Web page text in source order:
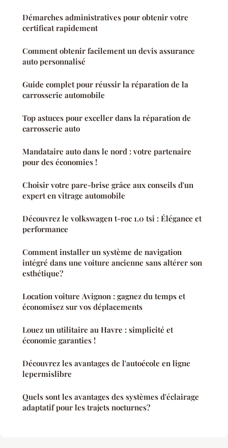
Démarches administratives pour obtenir votre
certificat rapidement
Comment obtenir facilement un devis assurance
auto personnalisé
Guide complet pour réussir la réparation de la
carrosserie automobile
Top astuces pour exceller dans la réparation de
carrosserie auto
Mandataire auto dans le nord : votre partenaire
pour des économies !
Choisir votre pare-brise grâce aux conseils d'un
expert en vitrage automobile
Découvrez le volkswagen t-roc 1.0 tsi : Élégance et
performance
Comment installer un système de navigation
intégré dans une voiture ancienne sans altérer son
esthétique?
Location voiture Avignon : gagnez du temps et
économisez sur vos déplacements
Louez un utilitaire au Havre : simplicité et
économie garanties !
Découvrez les avantages de l'autoécole en ligne
lepermislibre
Quels sont les avantages des systèmes d'éclairage
adaptatif pour les trajets nocturnes?